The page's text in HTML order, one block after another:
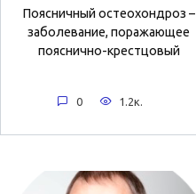
Поясничный остеохондроз –
заболевание, поражающее
пояснично-крестцовый
0 1.2к.